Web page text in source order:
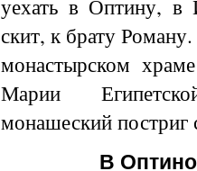
уехать в Оптину, в
скит, к брату
монастырском
Марии
монашеский
В